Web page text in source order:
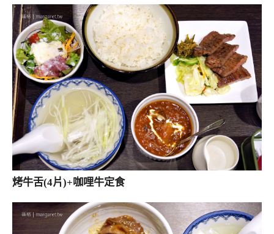
烤牛舌(4片)+咖哩牛定食